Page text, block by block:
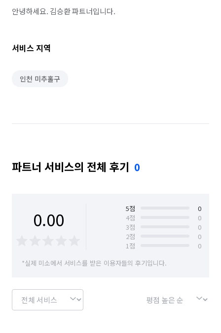
안녕하세요. 김승환 파트너입니다.
서비스 지역
인천 미추홀구
파트너 서비스의 전체 후기 0
0.00 5점
0
4점
0
3점
0
2점
0
1점
0
*실제 미소에서 서비스를 받은 이용자들의 후기입니다.